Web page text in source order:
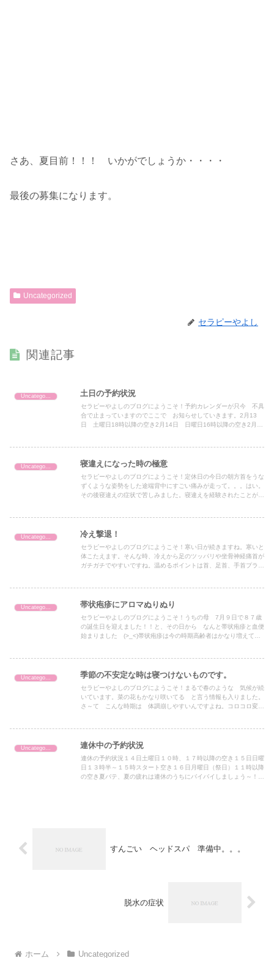
さあ、夏目前！！！ いかがでしょうか・・・・
最後の募集になります。
Uncategorized
セラピーやよし
関連記事
Uncategorized 土日の予約状況
セラピーやよしのブログにようこそ！予約カレンダーが只今 不具
合で止まっていますのでここで お知らせしていきます。2月13
日 土曜日18時以降の空き2月14日 日曜日16時以降の空き2月15
Uncategorized 寝違えになった時の極意
セラピーやよしのブログにようこそ！定休日の今日の朝方首をうな
ずくような姿勢をした途端背中にすごい痛みが走って。。。はい。
その後寝違えの症状で苦しみました。寝違えを経験されたことがあ
Uncategorized 冷え撃退！
セラピーやよしのブログにようこそ！寒い日が続きますね。寒いと
体こたえます。そんな時、冷えから足のツッパリや坐骨神経痛首が
ガチガチでやすいですね。温めるポイントは首、足首、手首プラス
帯状疱疹にアロマぬりぬり
セラピーやよしのブログにようこそ！うちの母 7月９日で８７歳
の誕生日を迎えました！！と、その日から なんと帯状疱疹と血便
始まりました (>_<)帯状疱疹は今の時期高齢者はかなり増えてい
季節の不安定な時は寝つけないものです。
セラピーやよしのブログにようこそ！まるで春のような 気候が続
いています。菜の花もかなり咲いてる と言う情報も入りました。
さ～て こんな時期は 体調崩しやすいんですよね。コロコロ変わ
連休中の予約状況
連休の予約状況１４日土曜日１０時、１７時以降の空き１５日日曜
日１３時半～１５時スタート空き１６日月曜日（祭日）１１時以降
の空き夏バテ、夏の疲れは連休のうちにバイバイしましょう～！！
すんごい ヘッドスパ 準備中。。。
脱水の症状
ホーム Uncategorized